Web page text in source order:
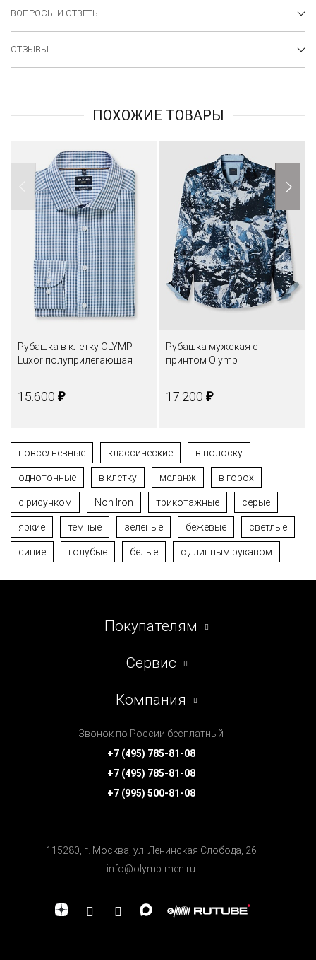
ВОПРОСЫ И ОТВЕТЫ
ОТЗЫВЫ
ПОХОЖИЕ ТОВАРЫ
Рубашка в клетку OLYMP
Luxor полуприлегающая
15.600 ₽
Рубашка мужская с
принтом Olymp
17.200 ₽
повседневные классические в полоску
однотонные в клетку меланж в горох
с рисунком Non Iron трикотажные серые
яркие темные зеленые бежевые светлые
синие голубые белые с длинным рукавом
Покупателям
Сервис
Компания
Звонок по России бесплатный
+7 (495) 785-81-08
+7 (495) 785-81-08
+7 (995) 500-81-08
115280, г. Москва, ул. Ленинская Cлобода, 26
info@olymp-men.ru